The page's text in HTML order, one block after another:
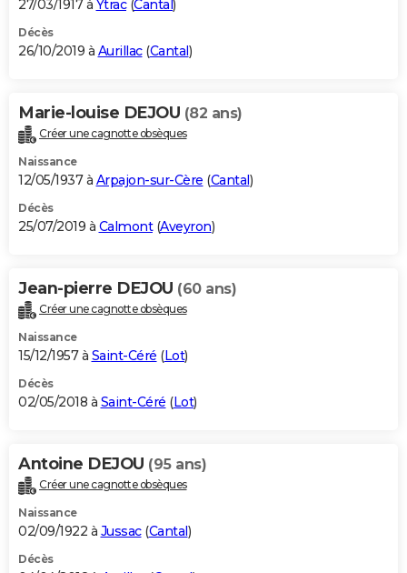
27/03/1917 à Ytrac(Cantal )
Décès
26/10/2019 à Aurillac(Cantal)
Marie-louise DEJOU (82 ans)
Créer une cagnotte obsèques
Naissance
12/05/1937 à Arpajon-sur-Cère (Cantal)
Décès
25/07/2019 à Calmont(Aveyron)
Jean-pierre DEJOU (60 ans)
Créer une cagnotte obsèques
Naissance
15/12/1957 à Saint-Céré (Lot)
Décès
02/05/2018 à Saint-Céré (Lot)
Antoine DEJOU (95 ans)
Créer une cagnotte obsèques
Naissance
02/09/1922 à Jussac(Cantal)
Décès